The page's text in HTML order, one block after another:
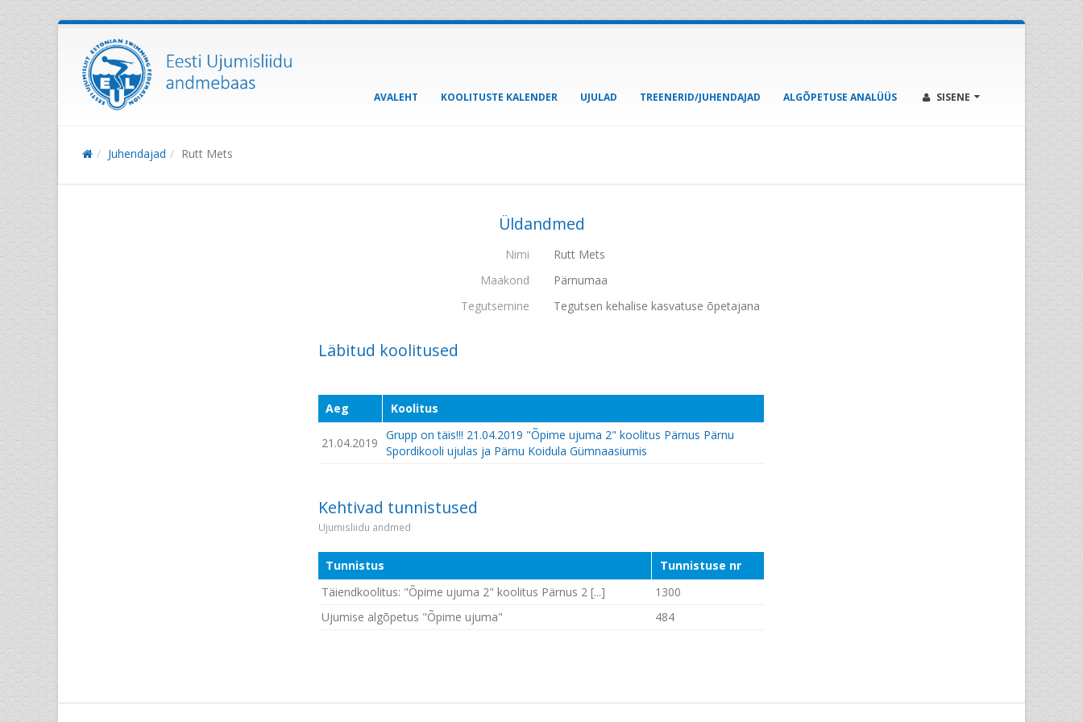
AVALEHT KOOLITUSTE KALENDER UJULAD TREENERID/JUHENDAJAD ALGÕPETUSE ANALÜÜS SISENE
Juhendajad Rutt Mets
Üldandmed
Nimi
Rutt Mets
Maakond
Pärnumaa
Tegutsemine
Tegutsen kehalise kasvatuse õpetajana
Läbitud koolitused
Aeg Koolitus
21.04.2019
Grupp on täis!!! 21.04.2019 "Õpime ujuma 2" koolitus Pärnus Pärnu
Spordikooli ujulas ja Pärnu Koidula Gümnaasiumis
Kehtivad tunnistused
Ujumisliidu andmed
Tunnistus
Tunnistuse nr
Täiendkoolitus: "Õpime ujuma 2" koolitus Pärnus 2 [...]
1300
Ujumise algõpetus "Õpime ujuma"
484